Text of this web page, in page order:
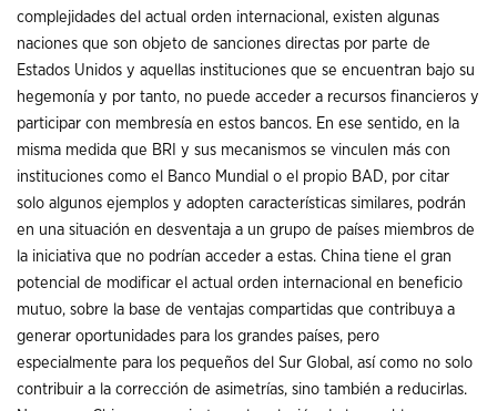
complejidades del actual orden internacional, existen algunas
naciones que son objeto de sanciones directas por parte de
Estados Unidos y aquellas instituciones que se encuentran bajo su
hegemonía y por tanto, no puede acceder a recursos financieros y
participar con membresía en estos bancos. En ese sentido, en la
misma medida que BRI y sus mecanismos se vinculen más con
instituciones como el Banco Mundial o el propio BAD, por citar
solo algunos ejemplos y adopten características similares, podrán
en una situación en desventaja a un grupo de países miembros de
la iniciativa que no podrían acceder a estas. China tiene el gran
potencial de modificar el actual orden internacional en beneficio
mutuo, sobre la base de ventajas compartidas que contribuya a
generar oportunidades para los grandes países, pero
especialmente para los pequeños del Sur Global, así como no solo
contribuir a la corrección de asimetrías, sino también a reducirlas.